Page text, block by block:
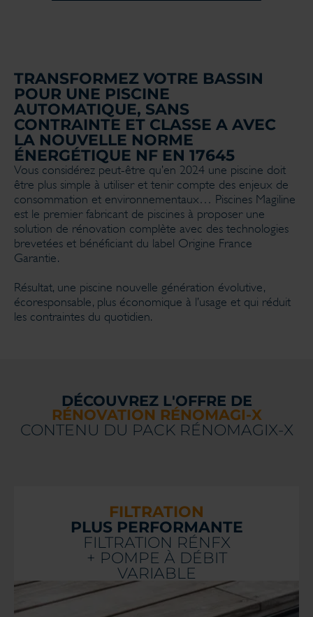
TRANSFORMEZ VOTRE BASSIN
POUR UNE PISCINE
AUTOMATIQUE, SANS
CONTRAINTE ET CLASSE A AVEC
LA NOUVELLE NORME
ÉNERGÉTIQUE NF EN 17645
Vous considérez peut-être qu’en 2024 une piscine doit
être plus simple à utiliser et tenir compte des enjeux de
consommation et environnementaux… Piscines Magiline
est le premier fabricant de piscines à proposer une
solution de rénovation complète avec des technologies
brevetées et bénéficiant du label Origine France
Garantie.
Résultat, une piscine nouvelle génération évolutive,
écoresponsable, plus économique à l’usage et qui réduit
les contraintes du quotidien.
DÉCOUVREZ L'OFFRE DE
RÉNOVATION RÉNOMAGI-X
CONTENU DU PACK RÉNOMAGIX-X
FILTRATION
PLUS PERFORMANTE
FILTRATION RÉNFX
+ POMPE À DÉBIT
VARIABLE